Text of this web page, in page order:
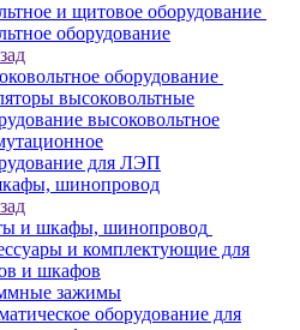
и щитовое оборудование
оборудование
оборудование
высоковольтные
высоковольтное
для ЛЭП
шинопровод
и шкафы, шинопровод
и комплектующие для
и шкафов
зажимы
оборудование для